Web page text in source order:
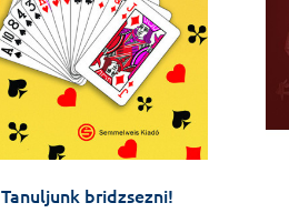
Tanuljunk bridzsezni!